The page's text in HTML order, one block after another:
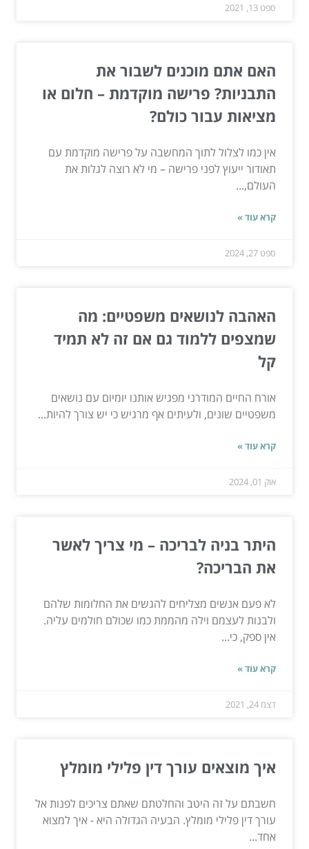
ספט 13, 2021
האם אתם מוכנים לשבור את
התבניות? פרישה מוקדמת – חלום או
מציאות עבור כולם?
אין כמו לצלול לתוך המחשבה על פרישה מוקדמת עם
תאודור ייעוץ לפני פרישה – מי לא רוצה לגלות את
העולם,...
קרא עוד »
ספט 27, 2024
האהבה לנושאים משפטיים: מה
שמצפים ללמוד גם אם זה לא תמיד
קל
אורח החיים המודרני מפגיש אותנו יומיום עם נושאים
משפטיים שונים, ולעיתים אף מרגיש כי יש צורך להיות...
קרא עוד »
אוק 01, 2024
היתר בניה לבריכה – מי צריך לאשר
את הבריכה?
לא פעם אנשים מצליחים להגשים את החלומות שלהם
ולבנות לעצמם וילה מהממת כמו שכולם חולמים עליה.
אין ספק, כי...
קרא עוד »
דצמ 24, 2021
איך מוצאים עורך דין פלילי מומלץ
חשבתם על זה היטב והחלטתם שאתם צריכים לפנות אל
עורך דין פלילי מומלץ. הבעיה הגדולה היא - איך למצוא
אחד...